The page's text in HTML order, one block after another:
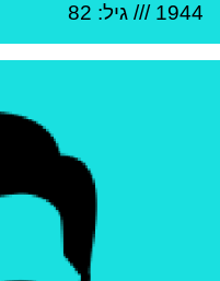
1944 /// גיל: 82